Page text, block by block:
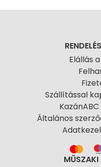
Elállás
Szállítással
Általános